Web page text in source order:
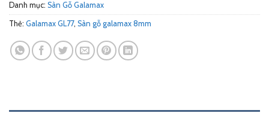
Danh mục: Sàn Gỗ Galamax
Thẻ: Galamax GL77, Sàn gỗ galamax 8mm